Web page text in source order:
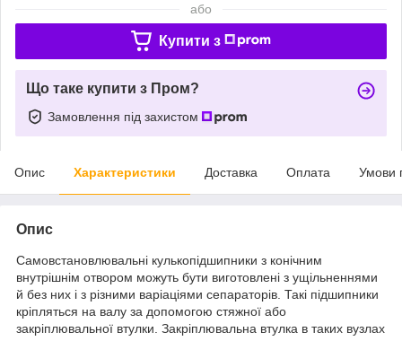
або
Купити з
Що таке купити з Пром?
Замовлення під захистом
Опис Характеристики Доставка Оплата Умови
Опис
Самовстановлювальні кулькопідшипники з конічним
внутрішнім отвором можуть бути виготовлені з ущільненнями
й без них і з різними варіаціями сепараторів. Такі підшипники
кріпляться на валу за допомогою стяжної або
закріплювальної втулки. Закріплювальна втулка в таких вузлах